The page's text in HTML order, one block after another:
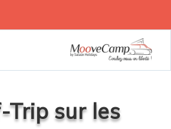
Trip sur les